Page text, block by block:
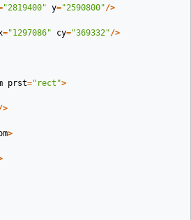
"2819400" y="2590800"/>
="1297086" cy="369332"/>
prst="rect">
>
>